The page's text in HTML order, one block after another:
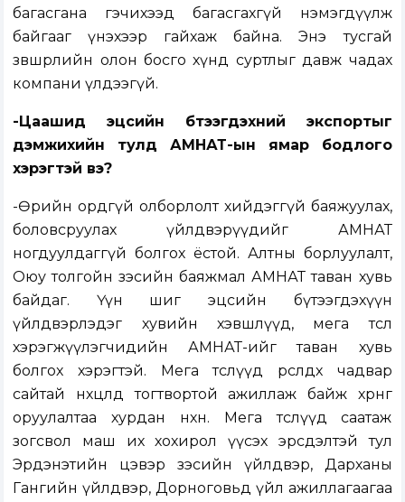
багасгана гэчихээд багасгахгүй нэмэгдүүлж
байгааг үнэхээр гайхаж байна. Энэ тусгай
зөвшөөрлийн олон босго хүнд суртлыг давж чадах
компани үлдээгүй.
-Цаашид эцсийн бүтээгдэхүүний экспортыг
дэмжихийн тулд АМНАТ-ын ямар бодлого
хэрэгтэй вэ?
-Өөрийн ордгүй олборлолт хийдэггүй баяжуулах,
боловсруулах үйлдвэрүүдийг АМНАТ
ногдуулдаггүй болгох ёстой. Алтны борлуулалт,
Оюу толгойн зэсийн баяжмал АМНАТ таван хувь
байдаг. Үүн шиг эцсийн бүтээгдэхүүн
үйлдвэрлэдэг хувийн хэвшлүүд, мега төсөл
хэрэгжүүлэгчидийн АМНАТ-ийг таван хувь
болгох хэрэгтэй. Мега төслүүд өрсөлдөх чадвар
сайтай нөхцөлд тогтвортой ажиллаж байж хөрөнгө
оруулалтаа хурдан нөхнө. Мега төслүүд саатаж
зогсвол маш их хохирол үүсэх эрсдэлтэй тул
Эрдэнэтийн цэвэр зэсийн үйлдвэр, Дарханы
Гангийн үйлдвэр, Дорноговьд үйл ажиллагаагаа